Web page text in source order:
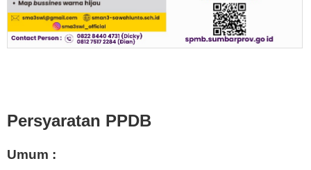
Persyaratan PPDB
Umum :